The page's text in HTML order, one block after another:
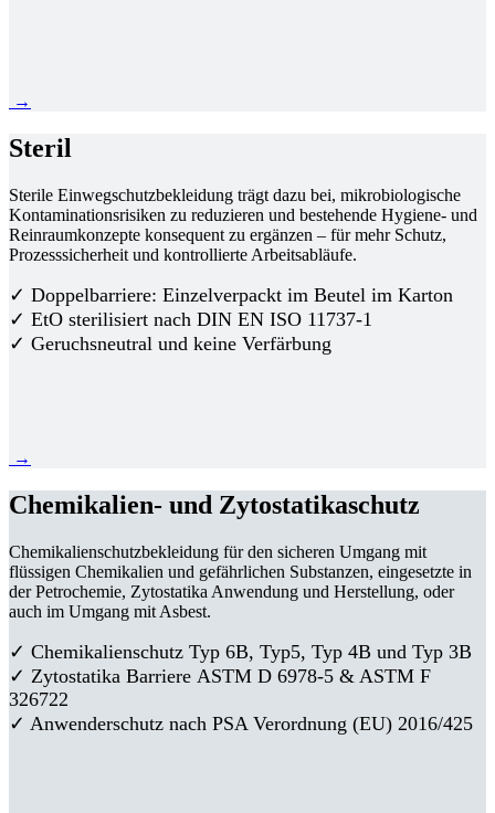
→
Steril
Sterile Einwegschutzbekleidung trägt dazu bei, mikrobiologische
Kontaminationsrisiken zu reduzieren und bestehende Hygiene- und
Reinraumkonzepte konsequent zu ergänzen – für mehr Schutz,
Prozesssicherheit und kontrollierte Arbeitsabläufe.
✓ Doppelbarriere: Einzelverpackt im Beutel im Karton
✓ EtO sterilisiert nach DIN EN ISO 11737-1
✓ Geruchsneutral und keine Verfärbung
→
Chemikalien- und Zytostatikaschutz
Chemikalienschutzbekleidung für den sicheren Umgang mit
flüssigen Chemikalien und gefährlichen Substanzen, eingesetzte in
der Petrochemie, Zytostatika Anwendung und Herstellung, oder
auch im Umgang mit Asbest.
✓ Chemikalienschutz Typ 6B, Typ5, Typ 4B und Typ 3B
✓ Zytostatika Barriere ASTM D 6978-5 & ASTM F
326722
✓ Anwenderschutz nach PSA Verordnung (EU) 2016/425